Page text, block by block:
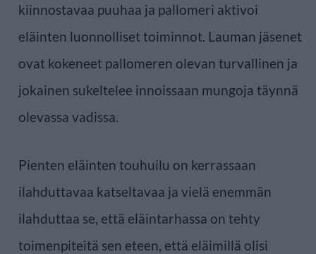
kiinnostavaa puuhaa ja pallomeri aktivoi
eläinten luonnolliset toiminnot. Lauman jäsenet
ovat kokeneet pallomeren olevan turvallinen ja
jokainen sukeltelee innoissaan mungoja täynnä
olevassa vadissa.
Pienten eläinten touhuilu on kerrassaan
ilahduttavaa katseltavaa ja vielä enemmän
ilahduttaa se, että eläintarhassa on tehty
toimenpiteitä sen eteen, että eläimillä olisi